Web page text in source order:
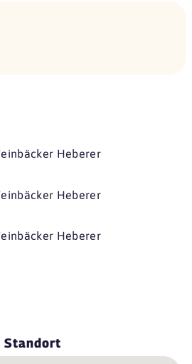
Standort